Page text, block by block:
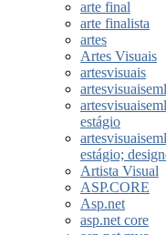
arte final
arte finalista
artes
Artes Visuais
artesvisuais
estágio
estágio;
Artista Visual
ASP.CORE
Asp.net
asp.net core